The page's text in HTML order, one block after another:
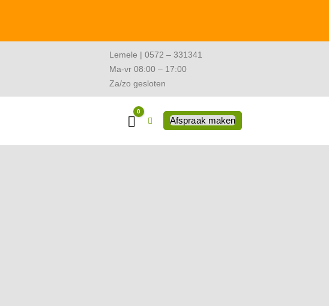
Lemele | 0572 – 331341
Ma-vr 08:00 – 17:00
Za/zo gesloten
Winkelwagen
0
Afspraak maken